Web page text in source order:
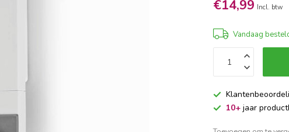
€14,99 Incl. btw
Vandaag
10+ jaar